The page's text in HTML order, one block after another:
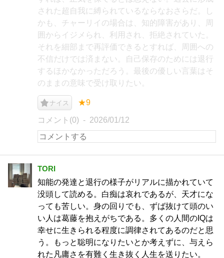
された超自我に縛られているならなおさらだ。し
かも、チャーリイの場合は、知的障害があり、周
囲からイジメられ、利用され、拒絶されていた。
それを細部まで再評価できるとすれば、周囲への
不信だけでは済まない。自己保存のためには退行
するほかなかっただろう。最後の優しい言葉はそ
のままの意味で受け取りたい。
ナイス ★9
コメント(0) 2026/01/12
TORI
知能の発達と退行の様子がリアルに描かれていて
没頭して読める。白痴は哀れであるが、天才にな
っても苦しい。身の回りでも、ずば抜けて頭のい
い人は葛藤を抱えがちである。多くの人間のIQは
幸せに生きられる程度に調律されてあるのだと思
う。もっと聡明になりたいとか考えずに、与えら
れた凡庸さを有難く生き抜く人生を送りたい。